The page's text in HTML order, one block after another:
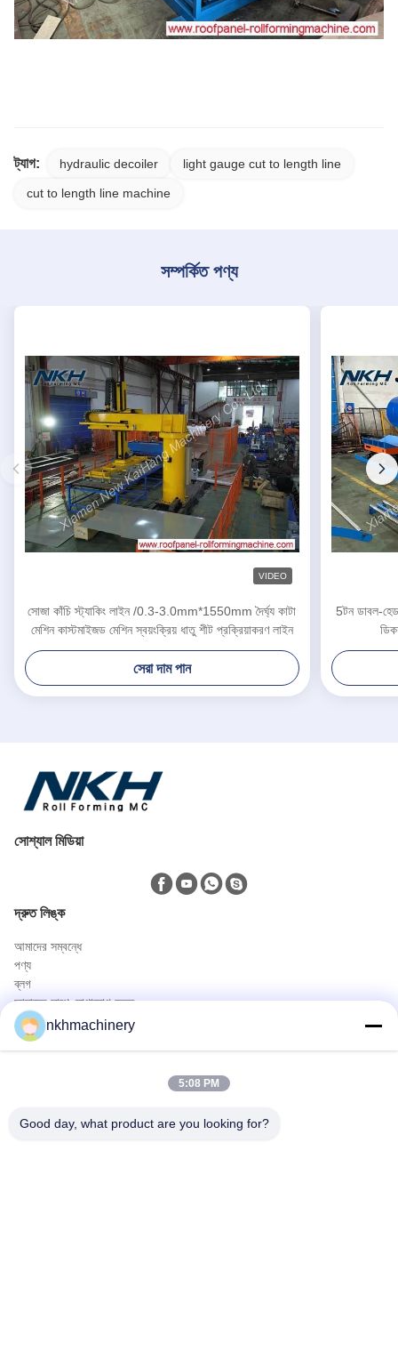
ট্যাগ: hydraulic decoiler light gauge cut to length line
cut to length line machine
সম্পর্কিত পণ্য
VIDEO
সোজা কাঁচি স্ট্যাকিং লাইন /0.3-3.0mm*1550mm দৈর্ঘ্য কাটা
মেশিন কাস্টমাইজড মেশিন স্বয়ংক্রিয় ধাতু শীট প্রক্রিয়াকরণ লাইন
সেরা দাম পান
5টন ডাবল-
সোশ্যাল মিডিয়া
দ্রুত লিঙ্ক
আমাদের সম্বন্ধে
পণ্য
ব্লগ
আমাদের সাথে যোগাযোগ করুন
পণ্য
ছাদ প্যানেল রোল বিরচন মেশিন
ছাদ পত্রক ক্রিম্পিং মেশিন
nkhmachinery
5:08 PM
Good day, what product are you looking for?